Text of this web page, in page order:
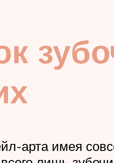
арта имея